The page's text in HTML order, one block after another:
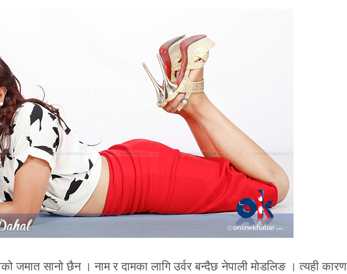
जमात सानो छैन । नाम र दामका लागि उर्वर बन्दैछ नेपाली मोडलिङ । त्यही कारण